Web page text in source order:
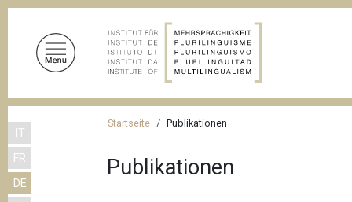
D
IT
FR
DE
Startseite Publikationen
Publikationen